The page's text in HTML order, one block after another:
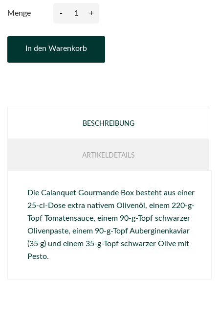
Menge - +
In den Warenkorb
BESCHREIBUNG
ARTIKELDETAILS
Die Calanquet Gourmande Box besteht aus einer
25-cl-Dose extra nativem Olivenöl, einem 220-g-
Topf Tomatensauce, einem 90-g-Topf schwarzer
Olivenpaste, einem 90-g-Topf Auberginenkaviar
(35 g) und einem 35-g-Topf schwarzer Olive mit
Pesto.